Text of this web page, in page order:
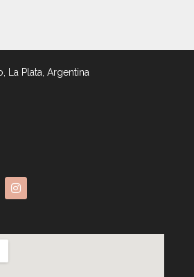
La Plata, Argentina